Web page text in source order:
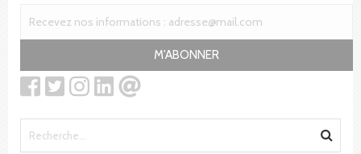
M'ABONNER